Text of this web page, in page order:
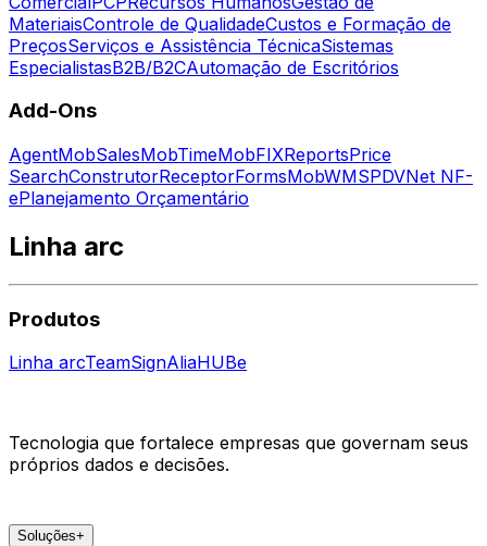
MateriaisControle de QualidadeCustos e Formação de
PreçosServiços e Assistência TécnicaSistemas
EspecialistasB2B/B2CAutomação de Escritórios
Add-Ons
AgentMobSalesMobTimeMobFIXReportsPrice
SearchConstrutorReceptorFormsMobWMSPDVNet NF-
ePlanejamento Orçamentário
Linha arc
Produtos
Linha arcTeamSignAliaHUBe
Tecnologia que fortalece empresas que governam seus
próprios dados e decisões.
Soluções+